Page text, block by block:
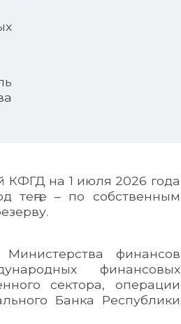
КФГД на 1 июля 2026 года
теңге – по собственным
финансов
финансовых
сектора, операции
Банка Республики